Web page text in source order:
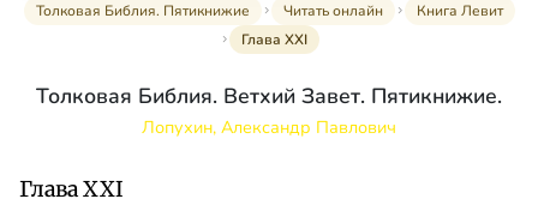
Толковая Библия. Пятикнижие Читать онлайн
Книга Левит
Глава XXI
Толковая Библия. Ветхий Завет. Пятикнижие.
Лопухин, Александр Павлович
Глава XXI